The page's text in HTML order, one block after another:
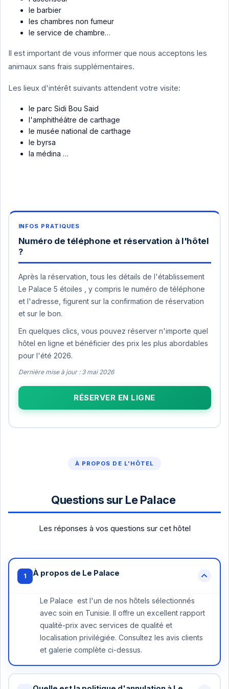
le barbier
les chambres non fumeur
le service de chambre…
Il est important de vous informer que nous acceptons les
animaux sans frais supplémentaires.
Les lieux d'intérêt suivants attendent votre visite:
le parc Sidi Bou Said
l'amphithéâtre de carthage
le musée national de carthage
le byrsa
la médina …
Numéro de téléphone et réservation à l'hôtel
?
Après la réservation, tous les détails de l'établissement
Le Palace 5 étoiles , y compris le numéro de téléphone
et l'adresse, figurent sur la confirmation de réservation
et sur le bon.
En quelques clics, vous pouvez réserver n'importe quel
hôtel en ligne et bénéficier des prix les plus abordables
pour l'été 2026.
Dernière mise à jour : 3 mai 2026
RÉSERVER EN LIGNE
À PROPOS DE L'HÔTEL
Questions sur Le Palace
Les réponses à vos questions sur cet hôtel
1 À propos de Le Palace
Le Palace est l'un de nos hôtels sélectionnés
avec soin en Tunisie. Il offre un excellent rapport
qualité-prix avec services de qualité et
localisation privilégiée. Consultez les avis clients
et galerie complète ci-dessus.